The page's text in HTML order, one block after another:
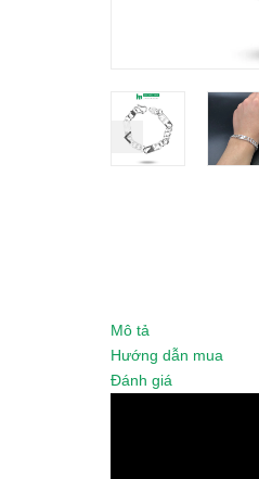
Mô tả
Hướng dẫn mua
Đánh giá